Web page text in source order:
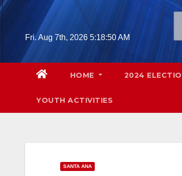
Skip
Fri. Aug 7th, 2026 5:18:51 AM
HOME 2024
YOUTH ACTIVITIES
SANTA ANA